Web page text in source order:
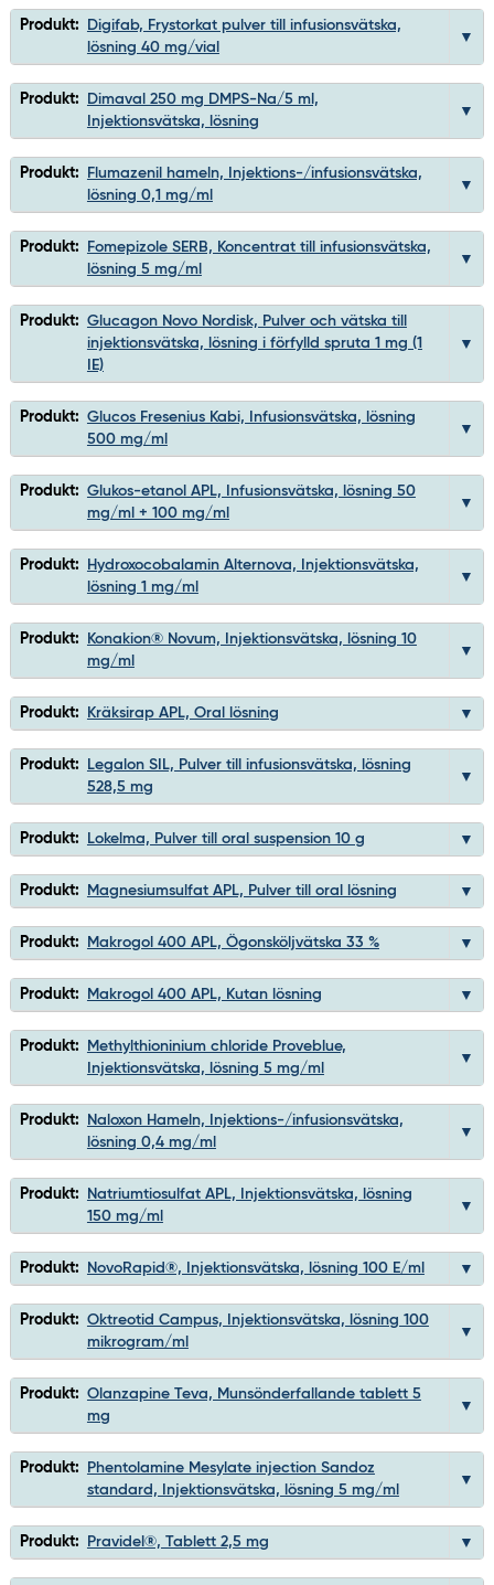
Produkt:
Digifab, Frystorkat pulver till infusionsvätska,
lösning 40 mg/vial
Produkt:
Dimaval 250 mg DMPS-Na/5 ml,
Injektionsvätska, lösning
Produkt:
Flumazenil hameln, Injektions-/infusionsvätska,
lösning 0,1 mg/ml
Produkt:
Fomepizole SERB, Koncentrat till infusionsvätska,
lösning 5 mg/ml
Produkt: Glucagon Novo Nordisk, Pulver och vätska till
injektionsvätska, lösning i förfylld spruta 1 mg (1
IE)
Produkt: Glucos Fresenius Kabi, Infusionsvätska, lösning
500 mg/ml
Produkt: Glukos-etanol APL, Infusionsvätska, lösning 50
mg/ml + 100 mg/ml
Produkt:
Hydroxocobalamin Alternova, Injektionsvätska,
lösning 1 mg/ml
Produkt:
Konakion® Novum, Injektionsvätska, lösning 10
mg/ml
Produkt: Kräksirap APL, Oral lösning
Produkt:
Legalon SIL, Pulver till infusionsvätska, lösning
528,5 mg
Produkt: Lokelma, Pulver till oral suspension 10 g
Produkt: Magnesiumsulfat APL, Pulver till oral lösning
Produkt: Makrogol 400 APL, Ögonsköljvätska 33 %
Produkt: Makrogol 400 APL, Kutan lösning
Produkt:
Methylthioninium chloride Proveblue,
Injektionsvätska, lösning 5 mg/ml
Produkt:
Naloxon Hameln, Injektions-/infusionsvätska,
lösning 0,4 mg/ml
Produkt:
Natriumtiosulfat APL, Injektionsvätska, lösning
150 mg/ml
Produkt: NovoRapid®, Injektionsvätska, lösning 100 E/ml
Produkt: Oktreotid Campus, Injektionsvätska, lösning 100
mikrogram/ml
Produkt: Olanzapine Teva, Munsönderfallande tablett 5
mg
Produkt:
Phentolamine Mesylate injection Sandoz
standard, Injektionsvätska, lösning 5 mg/ml
Produkt: Pravidel®, Tablett 2,5 mg